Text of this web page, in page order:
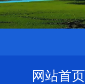
网站首页